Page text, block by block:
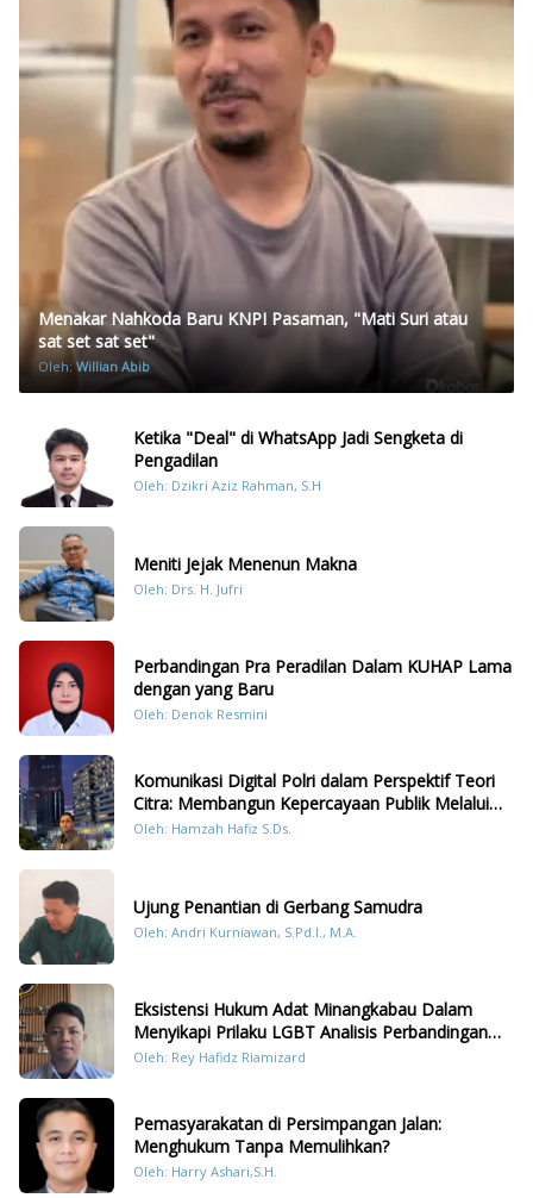
Menakar Nahkoda Baru KNPI Pasaman, "Mati Suri atau
sat set sat set"
Oleh:Willian Abib
Ketika "Deal" di WhatsApp Jadi Sengketa di
Pengadilan
Oleh: Dzikri Aziz Rahman, S.H
Meniti Jejak Menenun Makna
Oleh: Drs. H. Jufri
Perbandingan Pra Peradilan Dalam KUHAP Lama
dengan yang Baru
Oleh: Denok Resmini
Komunikasi Digital Polri dalam Perspektif Teori
Citra: Membangun Kepercayaan Publik Melalui
Konten Humanis Kesiapsiagaan Bencana di
Oleh: Hamzah Hafiz S.Ds.
Ujung Penantian di Gerbang Samudra
Oleh: Andri Kurniawan, S.Pd.I., M.A.
Eksistensi Hukum Adat Minangkabau Dalam
Menyikapi Prilaku LGBT Analisis Perbandingan
Dengan Hukum Pidana
Oleh: Rey Hafidz Riamizard
Pemasyarakatan di Persimpangan Jalan:
Menghukum Tanpa Memulihkan?
Oleh: Harry Ashari,S.H.